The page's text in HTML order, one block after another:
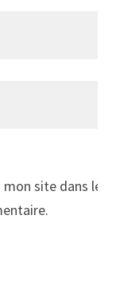
site dans le